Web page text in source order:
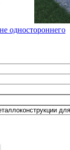
одностороннего